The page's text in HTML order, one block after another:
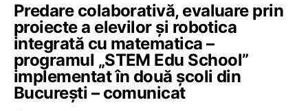
Predare colaborativă, evaluare prin
proiecte a elevilor și robotica
integrată cu matematica –
programul „STEM Edu School”
implementat în două școli din
București – comunicat